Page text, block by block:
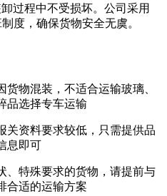
过程中不受损坏。公司采用
度，确保货物安全无虞。
货物混装，不适合运输玻璃、
品选择专车运输
关资料要求较低，只需提供品
息即可
、特殊要求的货物，请提前与
合适的运输方案